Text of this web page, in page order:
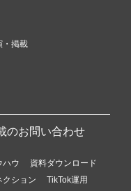
・掲載
のお問い合わせ
ハウ
資料ダウンロード
クション TikTok運用